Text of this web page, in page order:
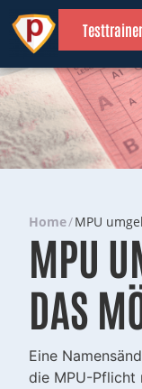
Testtrainer
Home/MPU
MPU
DAS
Eine
die MPU-Pflicht